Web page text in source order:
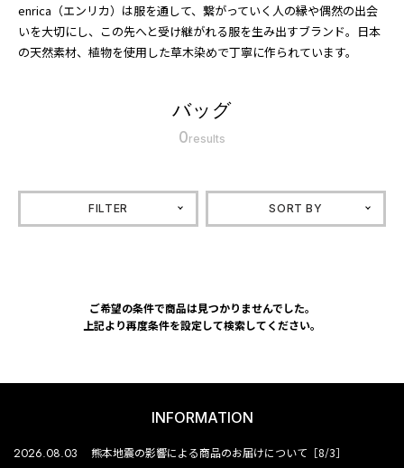
enrica（エンリカ）は服を通して、繋がっていく人の縁や偶然の出会
いを大切にし、この先へと受け継がれる服を生み出すブランド。日本
の天然素材、植物を使用した草木染めで丁寧に作られています。
バッグ
0results
FILTER SORT BY
ご希望の条件で商品は見つかりませんでした。
上記より再度条件を設定して検索してください。
INFORMATION
2026.08.03 熊本地震の影響による商品のお届けについて［8/3］